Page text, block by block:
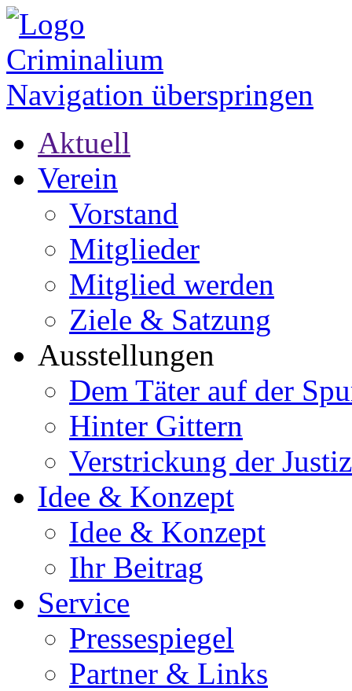
Navigation überspringen
Aktuell
Verein
Vorstand
Mitglieder
Mitglied werden
Ziele & Satzung
Ausstellungen
Dem Täter auf der
Hinter Gittern
Verstrickung der
Idee & Konzept
Idee & Konzept
Ihr Beitrag
Service
Pressespiegel
Partner & Links